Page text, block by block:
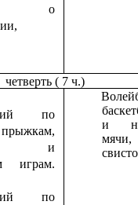
о
четверть ( 7 ч.)
по
и
играм.
по
и